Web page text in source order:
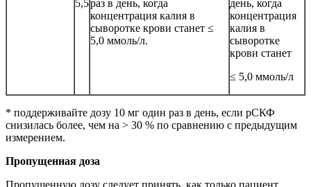
5,5раз в день, когда
концентрация калия в
сыворотке крови станет ≤
5,0 ммоль/л.
день, когда
концентрация
калия в
сыворотке
крови станет
≤ 5,0 ммоль/л
* поддерживайте дозу 10 мг один раз в день, если рСКФ
снизилась более, чем на > 30 % по сравнению с предыдущим
измерением.
Пропущенная доза
Пропущенную дозу следует принять, как только пациент